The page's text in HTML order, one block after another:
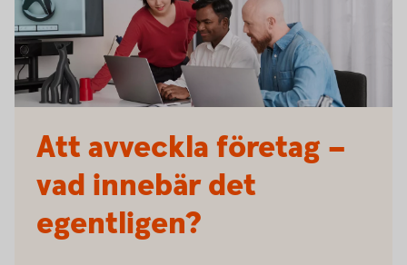
Att avveckla företag –
vad innebär det
egentligen?